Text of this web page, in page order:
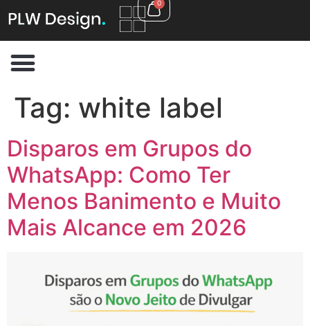
0
Tag: white label
Disparos em Grupos do
WhatsApp: Como Ter
Menos Banimento e Muito
Mais Alcance em 2026